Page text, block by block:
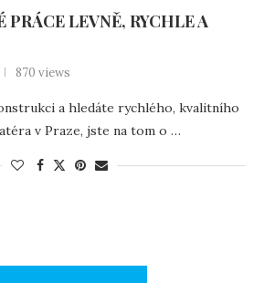
PRÁCE LEVNĚ, RYCHLE A
870 views
a hledáte rychlého, kvalitního
v Praze, jste na tom o …